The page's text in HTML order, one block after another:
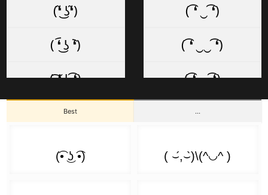
☜ ( ͡❛ ͜ʖ ͡❛)
( ͡❛ ͜ʖ ͡❛) 👉
👍( ͡❛ ͜ʖ ͡❛👍)
( ͡❛ ͜ʖ ͡❛)👎
( ͡─ ͜ʖ ͡─)
( ͡≖ ͜ʖ ͡≖)
( ͡▀̿ ̿ ͜ʖ ͡▀̿ ̿ )
(❛̃ ͜ʖ❛̃)
( ❛︠ ͜ʖ ︡❛)
( ͠❛ ͜ʖ ͡❛)
( ͡❛ ͜ʖ͡❛ )
( ͠❛ ͜ʖ͠❛ )
( ͡❛ ‿ ͡❛)
( ͡❛ ‿‿ ͡❛)
( ͡❛ ⏥ ͡❛)
( ͡❛ ⏏ ͡❛)
( ͡❛ . ͡❛)
Best ...